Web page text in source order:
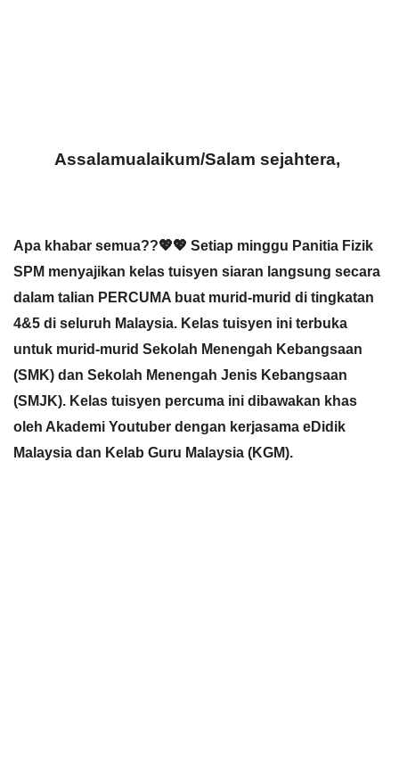
Assalamualaikum/Salam sejahtera,
Apa khabar semua??💖💖 Setiap minggu Panitia Fizik
SPM menyajikan kelas tuisyen siaran langsung secara
dalam talian PERCUMA buat murid-murid di tingkatan
4&5 di seluruh Malaysia. Kelas tuisyen ini terbuka
untuk murid-murid Sekolah Menengah Kebangsaan
(SMK) dan Sekolah Menengah Jenis Kebangsaan
(SMJK). Kelas tuisyen percuma ini dibawakan khas
oleh Akademi Youtuber dengan kerjasama eDidik
Malaysia dan Kelab Guru Malaysia (KGM).